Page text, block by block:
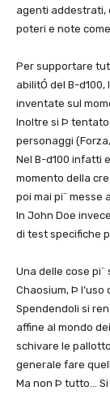
agenti addestrati,
poteri e note
Per supportare
abilitÓ del B-
inventate sul
Inoltre si Þ
personaggi
Nel B-d100 infatti
momento della
poi mai pi¨ messe
In John Doe
di test specifiche
Una delle cose pi¨
Chaosium, Þ l’uso
Spendendoli si
affine al mondo
schivare le
generale fare
Ma non Þ tutto…